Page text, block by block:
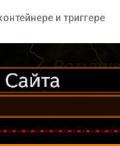
и триггере